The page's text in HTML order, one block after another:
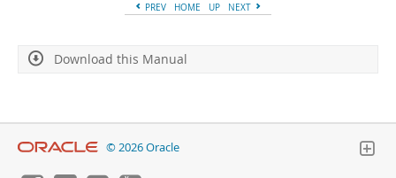
PREV HOME UP NEXT
Download this Manual
© 2026 Oracle